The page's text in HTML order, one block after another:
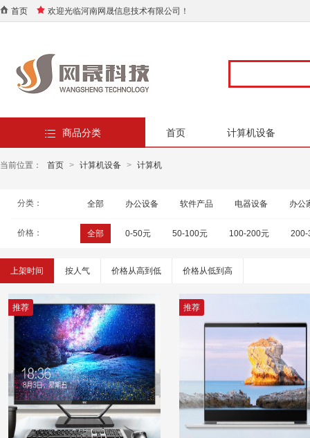
首页 欢迎光临河南网晟信息技术有限公司！
商品分类 首页 计算机设备
当前位置： 首页 > 计算机设备 > 计算机
分类： 全部 办公设备 软件产品 电器设备 办公
价格： 全部 0-50元 50-100元 100-200元 200-
上架时间 按人气 价格从高到低 价格从低到高
推荐 推荐